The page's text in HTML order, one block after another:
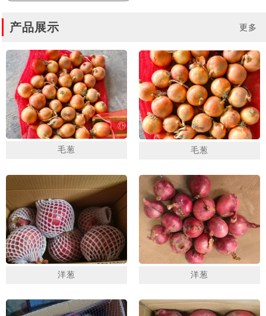
产品展示 更多
毛葱 毛葱
洋葱 洋葱